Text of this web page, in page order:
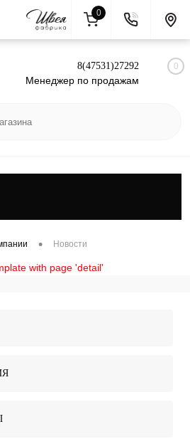
Вход Регистрация
8(47531)27292
Менеджер по продажам
0
• Новости
with page 'detail'
0